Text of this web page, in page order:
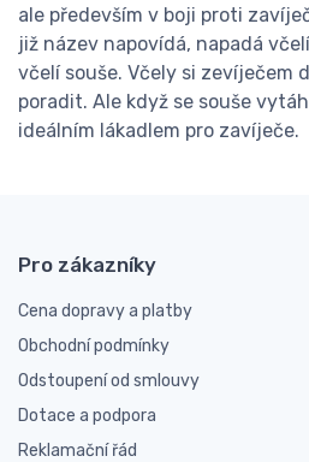
ale především v boji proti
již název napovídá, napadá
včelí souše. Včely si zevíječem
poradit. Ale když se souše
ideálním lákadlem pro zavíječe.
Pro zákazníky
Cena dopravy a platby
Obchodní podmínky
Odstoupení od smlouvy
Dotace a podpora
Reklamační řád